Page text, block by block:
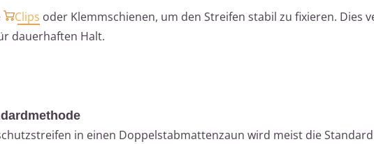
Clips oder Klemmschienen, um den Streifen stabil zu fixieren. Dies
dauerhaften Halt.
in einen Doppelstabmattenzaun wird meist die